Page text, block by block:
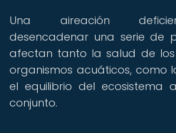
Una aireación
desencadenar una serie de
afectan tanto la salud de
organismos acuáticos, como
el equilibrio del ecosistema
conjunto.